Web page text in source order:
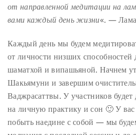
от направленной медитации на
вами каждый день жизни«. —
Каждый день мы будем
от личности низших
шаматхой и випашьяной. Начнем
Шакьямуни и завершим
Ваджрасаттвы. У участников будет
на личную практику и сон 🙂У вас
побыть наедине с собой — мы